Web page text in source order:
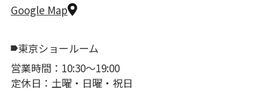
Google Map
東京ショールーム
営業時間：10:30〜19:00
定休日：土曜・日曜・祝日